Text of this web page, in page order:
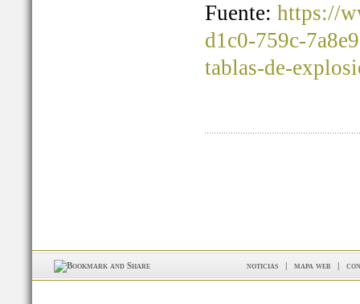
Fuente: https://
d1c0-759c-
tablas-de-
noticias | mapa web |